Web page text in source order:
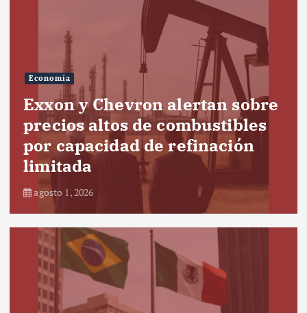
Economía
Exxon y Chevron alertan sobre
precios altos de combustibles
por capacidad de refinación
limitada
agosto 1, 2026